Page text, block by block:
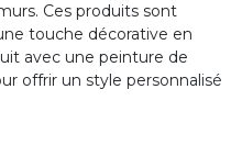
Ces produits sont
touche décorative en
avec une peinture de
offrir un style personnalisé